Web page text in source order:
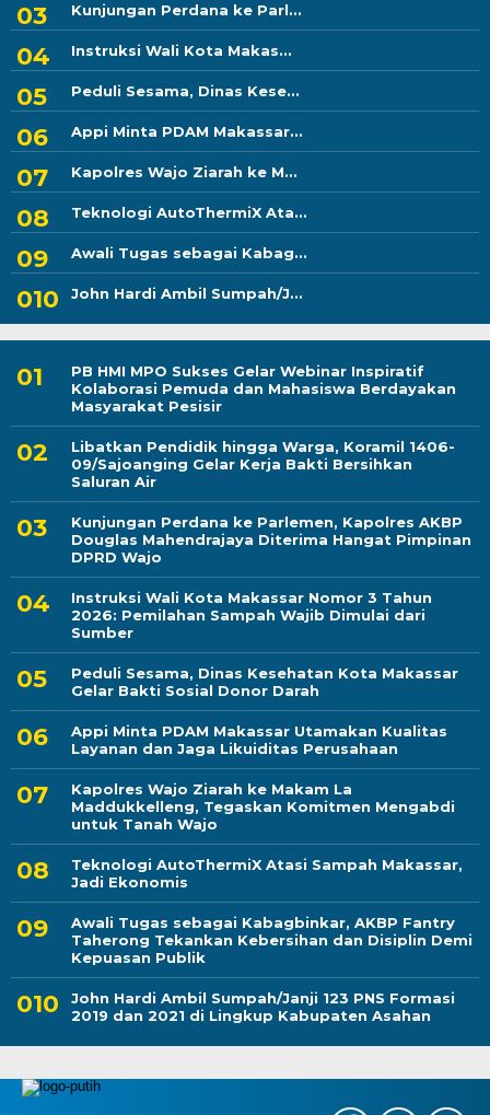
Kunjungan Perdana ke Parl...
Instruksi Wali Kota Makas...
Peduli Sesama, Dinas Kese...
Appi Minta PDAM Makassar...
Kapolres Wajo Ziarah ke M...
Teknologi AutoThermiX Ata...
Awali Tugas sebagai Kabag...
John Hardi Ambil Sumpah/J...
PB HMI MPO Sukses Gelar Webinar Inspiratif
Kolaborasi Pemuda dan Mahasiswa Berdayakan
Masyarakat Pesisir
Libatkan Pendidik hingga Warga, Koramil 1406-
09/Sajoanging Gelar Kerja Bakti Bersihkan
Saluran Air
Kunjungan Perdana ke Parlemen, Kapolres AKBP
Douglas Mahendrajaya Diterima Hangat Pimpinan
DPRD Wajo
Instruksi Wali Kota Makassar Nomor 3 Tahun
2026: Pemilahan Sampah Wajib Dimulai dari
Sumber
Peduli Sesama, Dinas Kesehatan Kota Makassar
Gelar Bakti Sosial Donor Darah
Appi Minta PDAM Makassar Utamakan Kualitas
Layanan dan Jaga Likuiditas Perusahaan
Kapolres Wajo Ziarah ke Makam La
Maddukkelleng, Tegaskan Komitmen Mengabdi
untuk Tanah Wajo
Teknologi AutoThermiX Atasi Sampah Makassar,
Jadi Ekonomis
Awali Tugas sebagai Kabagbinkar, AKBP Fantry
Taherong Tekankan Kebersihan dan Disiplin Demi
Kepuasan Publik
John Hardi Ambil Sumpah/Janji 123 PNS Formasi
2019 dan 2021 di Lingkup Kabupaten Asahan